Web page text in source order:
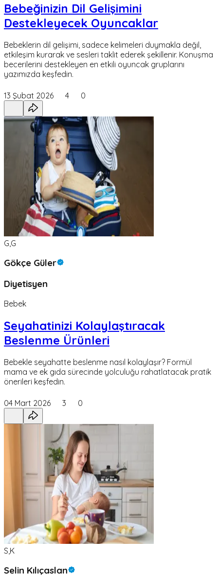
Bebeğinizin Dil Gelişimini
Destekleyecek Oyuncaklar
Bebeklerin dil gelişimi, sadece kelimeleri duymakla değil,
etkileşim kurarak ve sesleri taklit ederek şekillenir. Konuşma
becerilerini destekleyen en etkili oyuncak gruplarını
yazımızda keşfedin.
13 Şubat 2026 4 0
G,G
Gökçe Güler
Diyetisyen
Bebek
Seyahatinizi Kolaylaştıracak
Beslenme Ürünleri
Bebekle seyahatte beslenme nasıl kolaylaşır? Formül
mama ve ek gıda sürecinde yolculuğu rahatlatacak pratik
önerileri keşfedin.
04 Mart 2026 3 0
S,K
Selin Kılıçaslan